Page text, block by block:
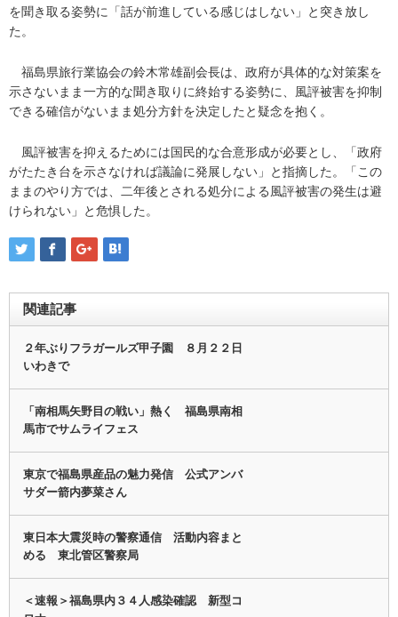
を聞き取る姿勢に「話が前進している感じはしない」と突き放し
た。
福島県旅行業協会の鈴木常雄副会長は、政府が具体的な対策案を
示さないまま一方的な聞き取りに終始する姿勢に、風評被害を抑制
できる確信がないまま処分方針を決定したと疑念を抱く。
風評被害を抑えるためには国民的な合意形成が必要とし、「政府
がたたき台を示さなければ議論に発展しない」と指摘した。「この
ままのやり方では、二年後とされる処分による風評被害の発生は避
けられない」と危惧した。
関連記事
２年ぶりフラガールズ甲子園 ８月２２日
いわきで
「南相馬矢野目の戦い」熱く 福島県南相
馬市でサムライフェス
東京で福島県産品の魅力発信 公式アンバ
サダー箭内夢菜さん
東日本大震災時の警察通信 活動内容まと
める 東北管区警察局
＜速報＞福島県内３４人感染確認 新型コ